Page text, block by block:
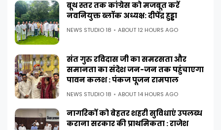
बूथ स्तर तक कांग्रेस को मजबूत करें
नवनियुक्त ब्लॉक अध्यक्ष: दीपेंद्र हुड्डा
NEWS STUDIO 18 ABOUT 12 HOURS AGO
संत गुरु रविदास जी का समरसता और
समानता का संदेश जन-जन तक पहुंचाएगा
पावन कलश : पंकज पूजन रामपाल
NEWS STUDIO 18 ABOUT 14 HOURS AGO
नागरिकों को बेहतर शहरी सुविधाएं उपलब्ध
कराना सरकार की प्राथमिकता : राजेश